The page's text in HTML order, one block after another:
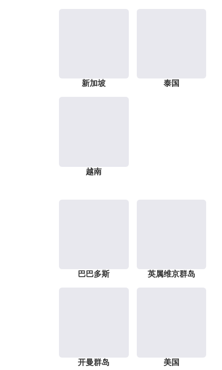
新加坡 泰国
越南
巴巴多斯 英属维京群岛
开曼群岛 美国